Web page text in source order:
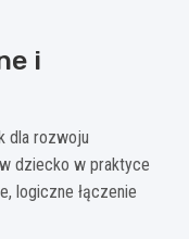
i
dla rozwoju
dziecko w praktyce
logiczne łączenie